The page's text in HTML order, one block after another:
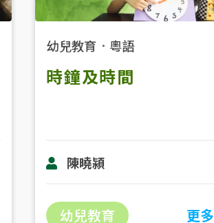
幼兒教育 ． 粵語
時鐘及時間
陳曉潁
幼兒教育 更多